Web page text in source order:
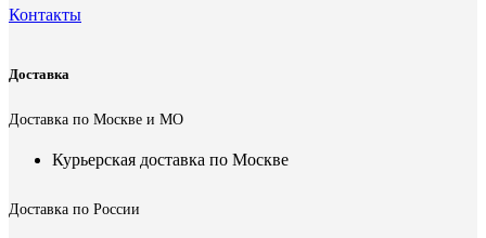
Контакты
Доставка
Доставка по Москве и МО
Курьерская доставка по Москве
Доставка по России